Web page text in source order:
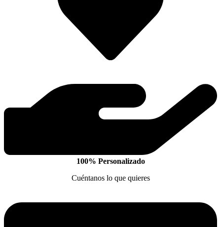
100% Personalizado
Cuéntanos lo que quieres